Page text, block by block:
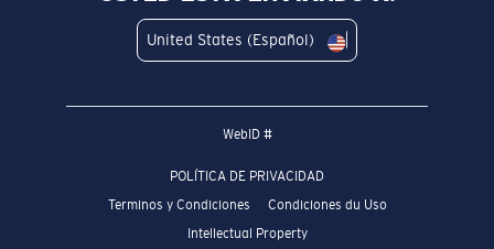
United States (Español)
WebID #
POLÍTICA DE PRIVACIDAD
Terminos y Condiciones
Condiciones du Uso
Intellectual Property